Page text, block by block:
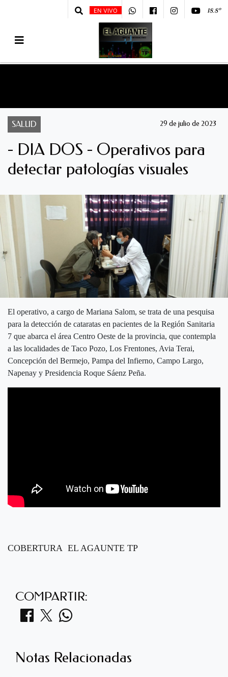
EN VIVO 18.8º
SALUD 29 de julio de 2023
- DIA DOS - Operativos para
detectar patologías visuales
El operativo, a cargo de Mariana Salom, se trata de una pesquisa
para la detección de cataratas en pacientes de la Región Sanitaria
7 que abarca el área Centro Oeste de la provincia, que contempla
a las localidades de Taco Pozo, Los Frentones, Avia Terai,
Concepción del Bermejo, Pampa del Infierno, Campo Largo,
Napenay y Presidencia Roque Sáenz Peña.
COBERTURA EL AGAUNTE TP
COMPARTIR:
Notas Relacionadas